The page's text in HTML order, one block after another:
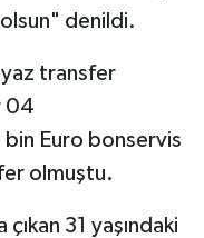
denildi.
yaz transfer
04
bin Euro bonservis
olmuştu.
31 yaşındaki